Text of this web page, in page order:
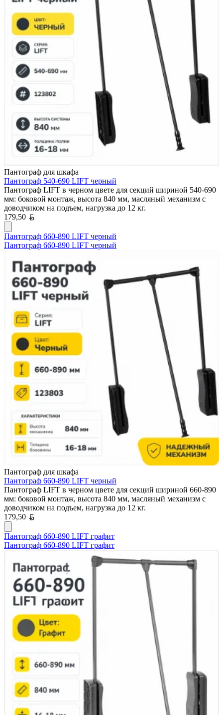
Пантограф для шкафа
Пантограф 540-690 LIFT черный
Пантограф LIFT в черном цвете для секций шириной 540-690
мм: боковой монтаж, высота 840 мм, масляный механизм с
доводчиком на подъем, нагрузка до 12 кг.
179,50
Пантограф 660-890 LIFT черный
Пантограф 660-890 LIFT черный
Пантограф для шкафа
Пантограф 660-890 LIFT черный
Пантограф LIFT в черном цвете для секций шириной 660-890
мм: боковой монтаж, высота 840 мм, масляный механизм с
доводчиком на подъем, нагрузка до 12 кг.
179,50
Пантограф 660-890 LIFT графит
Пантограф 660-890 LIFT графит